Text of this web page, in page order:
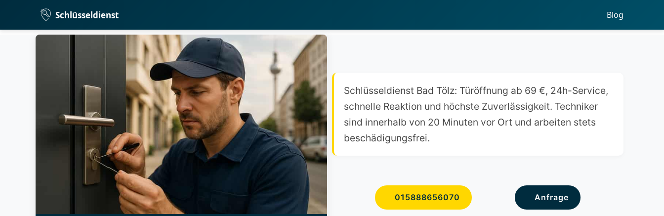
Schlüsseldienst Blog
Schlüsseldienst Bad Tölz: Türöffnung ab 69 €, 24h-Service,
schnelle Reaktion und höchste Zuverlässigkeit. Techniker
sind innerhalb von 20 Minuten vor Ort und arbeiten stets
beschädigungsfrei.
015888656070 Anfrage